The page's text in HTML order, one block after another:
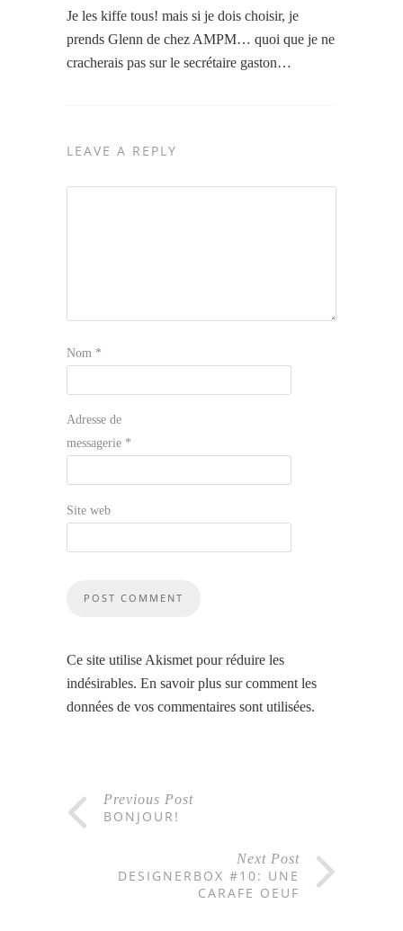
Je les kiffe tous! mais si je dois choisir, je
prends Glenn de chez AMPM… quoi que je ne
cracherais pas sur le secrétaire gaston…
LEAVE A REPLY
Nom *
Adresse de
messagerie *
Site web
Ce site utilise Akismet pour réduire les
indésirables. En savoir plus sur comment les
données de vos commentaires sont utilisées.
Previous Post
BONJOUR!
Next Post
DESIGNERBOX #10: UNE
CARAFE OEUF